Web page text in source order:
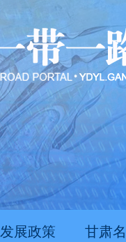
发展政策 甘肃